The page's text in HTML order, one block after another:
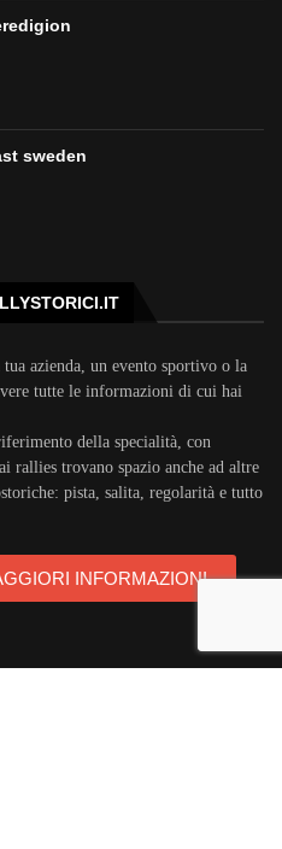
sweden
azienda, un evento sportivo o la
tutte le informazioni di cui hai
della specialità, con
rallies trovano spazio anche ad altre
pista, salita, regolarità e tutto
INFORMAZIONI